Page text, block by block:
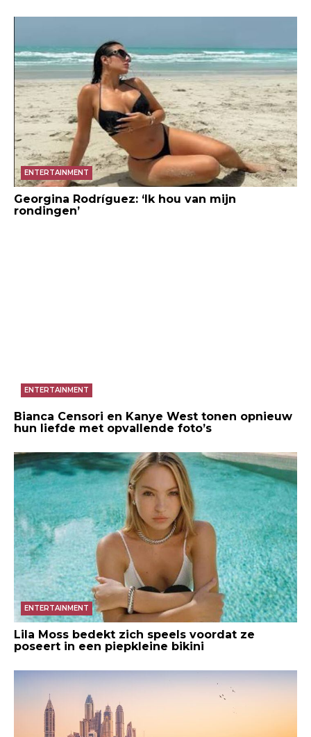
ENTERTAINMENT
Georgina Rodríguez: ‘Ik hou van mijn
rondingen’
ENTERTAINMENT
Bianca Censori en Kanye West tonen opnieuw
hun liefde met opvallende foto’s
ENTERTAINMENT
Lila Moss bedekt zich speels voordat ze
poseert in een piepkleine bikini